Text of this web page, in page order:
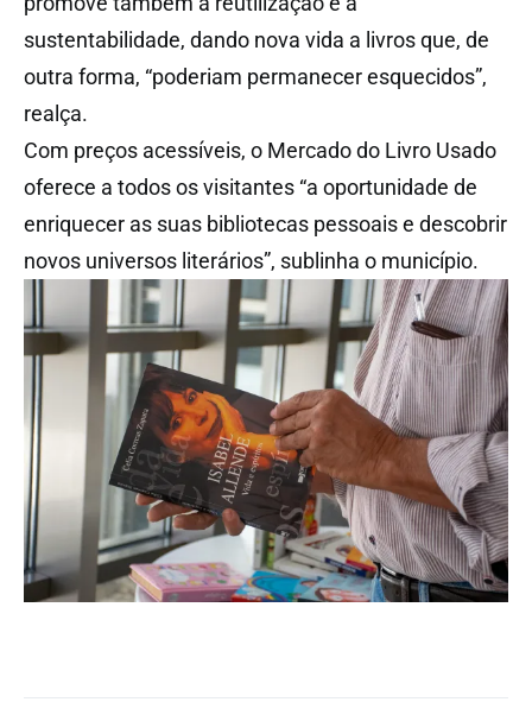
sustentabilidade, dando nova vida a livros que, de
outra forma, “poderiam permanecer esquecidos”,
realça.
Com preços acessíveis, o Mercado do Livro Usado
oferece a todos os visitantes “a oportunidade de
enriquecer as suas bibliotecas pessoais e descobrir
novos universos literários”, sublinha o município.